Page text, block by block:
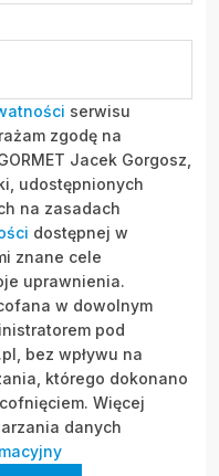
serwisu
zgodę na
Jacek Gorgosz,
udostępnionych
na zasadach
dostępnej w
znane cele
uprawnienia.
w dowolnym
pod
bez wpływu na
którego dokonano
Więcej
danych